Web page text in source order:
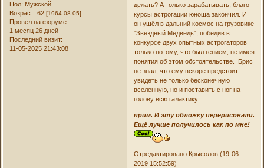
Пол: Мужской
Возраст: 62[1964-08-05]
Провел на форуме:
1 месяц 26 дней
Последний визит:
11-05-2025 21:43:08
делать? А только зарабатывать, благо
курсы астрогации юноша закончил. И
он ушёл в дальний космос на грузовике
"Звёздный Медведь", победив в
конкурсе двух опытных астрогаторов
только потому, что был гением, не имея
понятия об этом обстоятельстве. Брис
не знал, что ему вскоре предстоит
увидеть не только бесконечную
вселенную, но и поставить с ног на
голову всю галактику...
прим. И эту обложку перерисовали.
Ещё лучше получилось как по мне!
Отредактировано Крысолов (19-06-
2019 15:52:59)